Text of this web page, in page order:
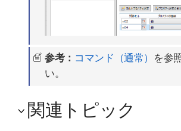
参考： コマンド（通常） を参
い。
関連トピック